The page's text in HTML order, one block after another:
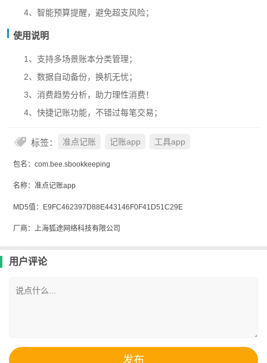
4、智能预算提醒，避免超支风险；
使用说明
1、支持多场景账本分类管理；
2、数据自动备份，换机无忧；
3、消费趋势分析，助力理性消费！
4、快捷记账功能，不错过每笔交易；
标签： 准点记账 记账app 工具app
包名：com.bee.sbookkeeping
名称：准点记账app
MD5值：E9FC462397D88E443146F0F41D51C29E
厂商：上海狐途网络科技有限公司
用户评论